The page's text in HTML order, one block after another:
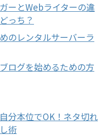
ーとWebライターの違
っち？
のレンタルサーバーラ
ログを始めるための方
分本位でOK！ネタ切れ
術